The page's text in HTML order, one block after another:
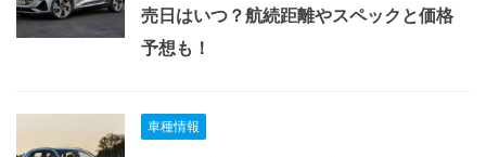
売日はいつ？航続距離やスペックと価格
予想も！
車種情報